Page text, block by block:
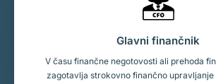
Glavni finančnik
V času finančne negotovosti ali prehoda
zagotavlja strokovno finančno